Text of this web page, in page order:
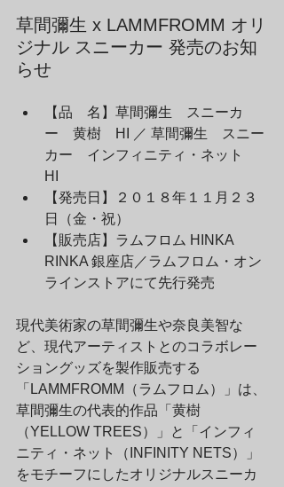
草間彌生 x LAMMFROMM オリ
ジナル スニーカー 発売のお知
らせ
【品　名】草間彌生　スニーカ
ー　黄樹　HI ／ 草間彌生　スニー
カー　インフィニティ・ネット
HI
【発売日】２０１８年１１月２３
日（金・祝）
【販売店】ラムフロム HINKA
RINKA 銀座店／ラムフロム・オン
ラインストアにて先行発売
現代美術家の草間彌生や奈良美智な
ど、現代アーティストとのコラボレー
ショングッズを製作販売する
「LAMMFROMM（ラムフロム）」は、
草間彌生の代表的作品「黄樹
（YELLOW TREES）」と「インフィ
ニティ・ネット（INFINITY NETS）」
をモチーフにしたオリジナルスニーカ